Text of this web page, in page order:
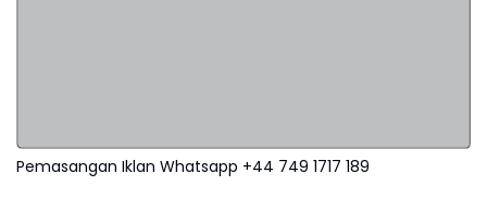
Pemasangan Iklan Whatsapp +44 749 1717 189